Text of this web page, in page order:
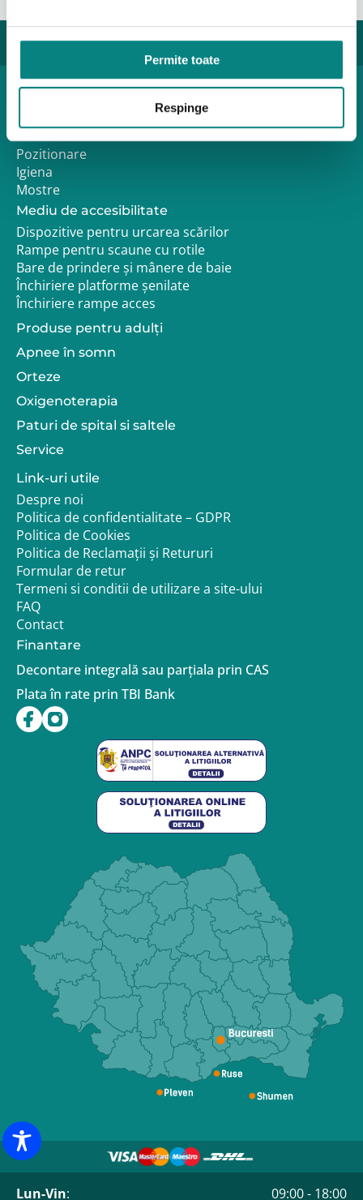
Permite toate
Respinge
Reabilitare
Pozitionare
Igiena
Mostre
Mediu de accesibilitate
Dispozitive pentru urcarea scărilor
Rampe pentru scaune cu rotile
Bare de prindere și mânere de baie
Închiriere platforme șenilate
Închiriere rampe acces
Produse pentru adulţi
Apnee în somn
Orteze
Oxigenoterapia
Paturi de spital si saltele
Service
Link-uri utile
Despre noi
Politica de confidentialitate – GDPR
Politica de Cookies
Politica de Reclamații și Retururi
Formular de retur
Termeni si conditii de utilizare a site-ului
FAQ
Contact
Finantare
Decontare integrală sau parțiala prin CAS
Plata în rate prin TBI Bank
Lun-Vin: 09:00 - 18:00